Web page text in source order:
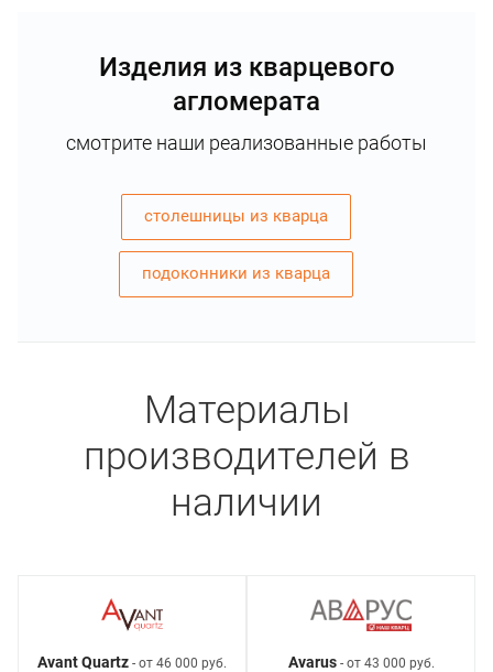
Изделия из кварцевого
агломерата
смотрите наши реализованные работы
столешницы из кварца
подоконники из кварца
Материалы
производителей в
наличии
Avant Quartz - от 46 000 руб. Avarus- от 43 000 руб.